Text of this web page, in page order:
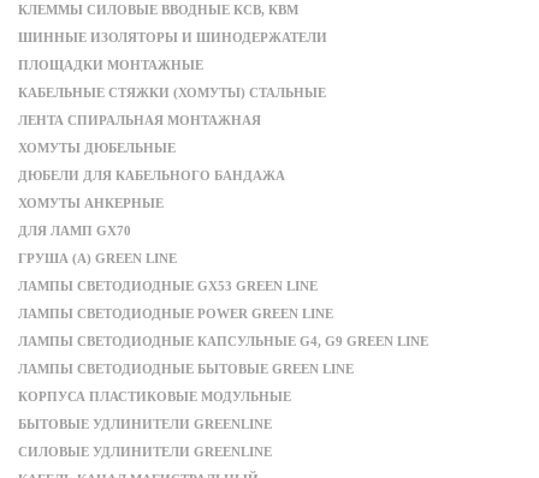
КЛЕММЫ СИЛОВЫЕ ВВОДНЫЕ КСВ, КВМ
ШИННЫЕ ИЗОЛЯТОРЫ И ШИНОДЕРЖАТЕЛИ
ПЛОЩАДКИ МОНТАЖНЫЕ
КАБЕЛЬНЫЕ СТЯЖКИ (ХОМУТЫ) СТАЛЬНЫЕ
ЛЕНТА СПИРАЛЬНАЯ МОНТАЖНАЯ
ХОМУТЫ ДЮБЕЛЬНЫЕ
ДЮБЕЛИ ДЛЯ КАБЕЛЬНОГО БАНДАЖА
ХОМУТЫ АНКЕРНЫЕ
ДЛЯ ЛАМП GX70
ГРУША (A) GREEN LINE
ЛАМПЫ СВЕТОДИОДНЫЕ GX53 GREEN LINE
ЛАМПЫ СВЕТОДИОДНЫЕ POWER GREEN LINE
ЛАМПЫ СВЕТОДИОДНЫЕ КАПСУЛЬНЫЕ G4, G9 GREEN LINE
ЛАМПЫ СВЕТОДИОДНЫЕ БЫТОВЫЕ GREEN LINE
КОРПУСА ПЛАСТИКОВЫЕ МОДУЛЬНЫЕ
БЫТОВЫЕ УДЛИНИТЕЛИ GREENLINE
СИЛОВЫЕ УДЛИНИТЕЛИ GREENLINE